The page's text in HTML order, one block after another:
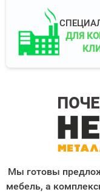
ДЛЯ
Мы готовы
мебель, а